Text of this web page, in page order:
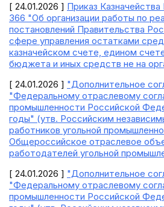
[ 24.01.2026 ] Приказ Казначейства
366 "Об организации работы по
постановлений Правительства
сфере управления остатками
казначейском счете, едином
бюджета и иных средств не на
[ 24.01.2026 ] "Дополнительное
"Федеральному отраслевому
промышленности Российской
годы" (утв. Российским
работников угольной
Общероссийское отраслевое
работодателей угольной
[ 24.01.2026 ] "Дополнительное
"Федеральному отраслевому
промышленности Российской